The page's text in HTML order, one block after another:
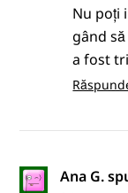
Nu poți
gând
a fost
Ana G.